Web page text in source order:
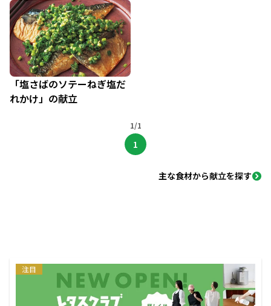
「塩さばのソテーねぎ塩だ
れかけ」の献立
1/1
1
主な食材から献立を探す
注目